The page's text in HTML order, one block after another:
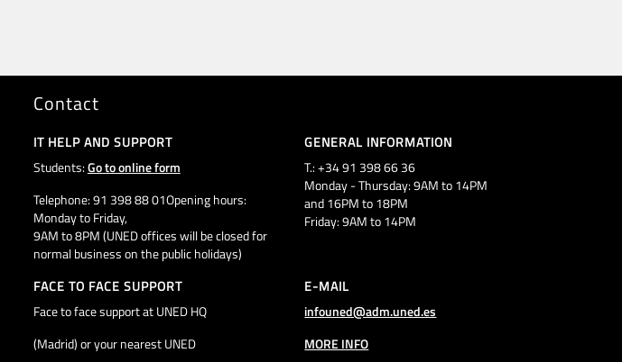
Contact
IT HELP AND SUPPORT
Students:Go to online form
Telephone: 91 398 88 01Opening hours:
Monday to Friday,
9AM to 8PM (UNED offices will be closed for
normal business on the public holidays)
GENERAL INFORMATION
T.: +34 91 398 66 36
Monday - Thursday: 9AM to 14PM
and 16PM to 18PM
Friday: 9AM to 14PM
FACE TO FACE SUPPORT
Face to face support at UNED HQ
(Madrid) or your nearest UNED
E-MAIL
infouned@adm.uned.es
MORE INFO